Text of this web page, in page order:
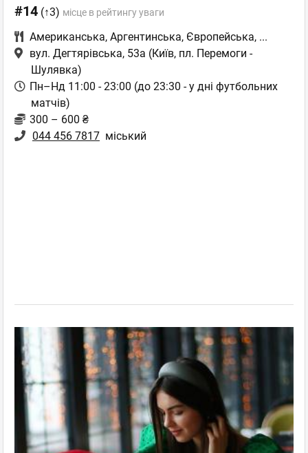
#14 (↑3) місце в рейтингу уваги
Американська, Аргентинська, Європейська, ...
вул. Дегтярівська, 53а (Київ, пл. Перемоги -
Шулявка)
Пн–Нд 11:00 - 23:00 (до 23:30 - у дні футбольних
матчів)
300 – 600 ₴
044 456 7817 міський